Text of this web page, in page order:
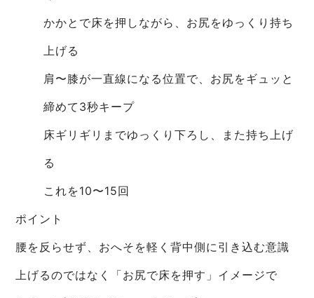
かかとで床を押しながら、お尻をゆっくり持ち
上げる
肩〜膝が一直線になる位置で、お尻をギュッと
締めて3秒キープ
床ギリギリまでゆっくり下ろし、また持ち上げ
る
これを10〜15回
ポイント
腰を反らせず、おへそを軽く背中側に引き込む意識
上げるのではなく「お尻で床を押す」イメージで